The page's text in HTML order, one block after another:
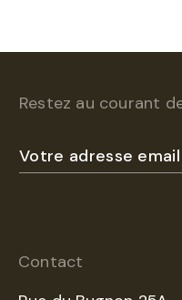
Restez au courant
Contact